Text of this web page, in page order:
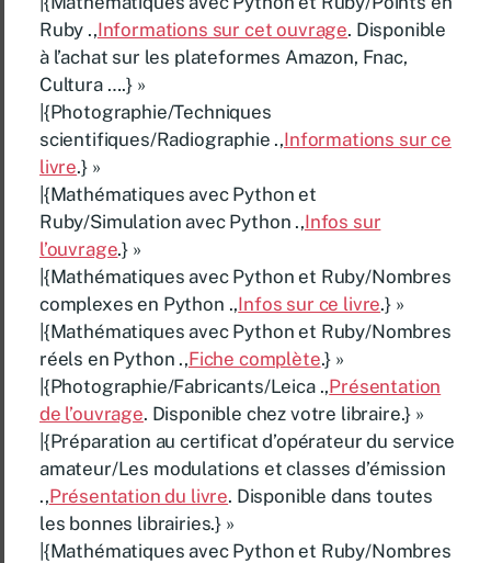
Ruby .,Informations sur cet ouvrage. Disponible
à l’achat sur les plateformes Amazon, Fnac,
Cultura ….} »
|{Photographie/Techniques
scientifiques/Radiographie .,Informations sur ce
livre.} »
|{Mathématiques avec Python et
Ruby/Simulation avec Python .,Infos sur
l’ouvrage.} »
|{Mathématiques avec Python et Ruby/Nombres
complexes en Python .,Infos sur ce livre.} »
|{Mathématiques avec Python et Ruby/Nombres
réels en Python .,Fiche complète.} »
|{Photographie/Fabricants/Leica .,Présentation
de l’ouvrage. Disponible chez votre libraire.} »
|{Préparation au certificat d’opérateur du service
amateur/Les modulations et classes d’émission
.,Présentation du livre. Disponible dans toutes
les bonnes librairies.} »
|{Mathématiques avec Python et Ruby/Nombres